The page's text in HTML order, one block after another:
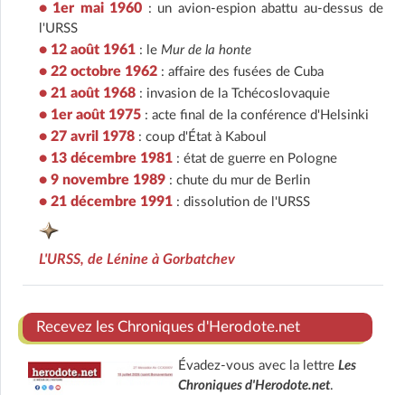
• 1er mai 1960 : un avion-espion abattu au-dessus de
l'URSS
• 12 août 1961 : le Mur de la honte
• 22 octobre 1962 : affaire des fusées de Cuba
• 21 août 1968 : invasion de la Tchécoslovaquie
• 1er août 1975 : acte final de la conférence d'Helsinki
• 27 avril 1978 : coup d'État à Kaboul
• 13 décembre 1981 : état de guerre en Pologne
• 9 novembre 1989 : chute du mur de Berlin
• 21 décembre 1991 : dissolution de l'URSS
L'URSS, de Lénine à Gorbatchev
Recevez les Chroniques d'Herodote.net
Évadez-vous avec la lettre Les
Chroniques d'Herodote.net.